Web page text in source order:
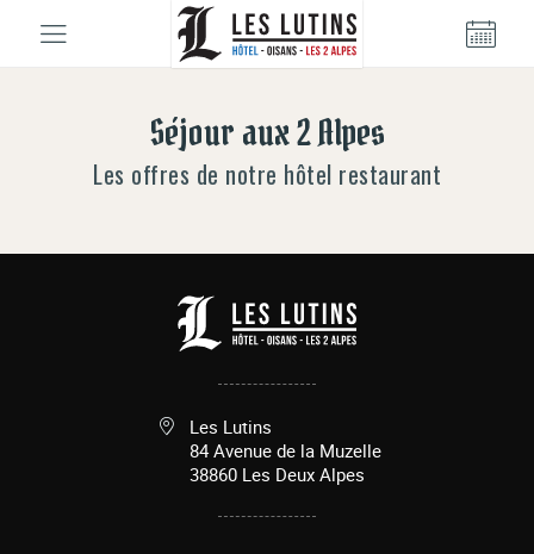
Séjour aux 2 Alpes
Les offres de notre hôtel restaurant
Les Lutins
84 Avenue de la Muzelle
38860 Les Deux Alpes
Panneau de gestion des cookies